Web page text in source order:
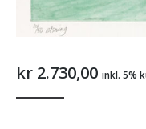
kr 2.730,00 inkl. 5%